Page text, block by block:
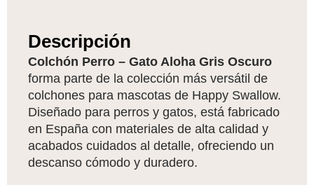
regalo
cantidad
Descripción
Colchón Perro – Gato Aloha Gris Oscuro
forma parte de la colección más versátil de
colchones para mascotas de Happy Swallow.
Diseñado para perros y gatos, está fabricado
en España con materiales de alta calidad y
acabados cuidados al detalle, ofreciendo un
descanso cómodo y duradero.